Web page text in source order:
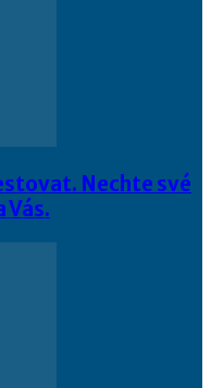
Nechte své
Vás.